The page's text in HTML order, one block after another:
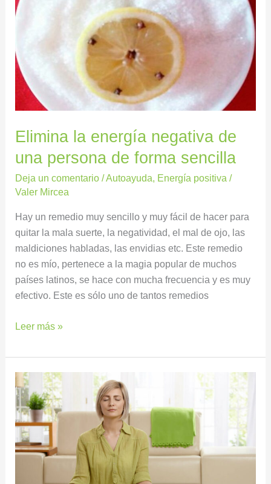
Elimina la energía negativa de
una persona de forma sencilla
Deja un comentario /Autoayuda, Energía positiva /
Valer Mircea
Hay un remedio muy sencillo y muy fácil de hacer para
quitar la mala suerte, la negatividad, el mal de ojo, las
maldiciones habladas, las envidias etc. Este remedio
no es mío, pertenece a la magia popular de muchos
países latinos, se hace con mucha frecuencia y es muy
efectivo. Este es sólo uno de tantos remedios
la
negativa
de
una
persona
sencilla
Leer más »
Aprende
a
elevar
tu
hogar
de